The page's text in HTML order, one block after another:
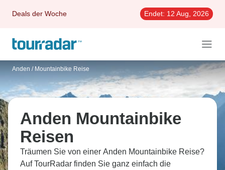
Deals der Woche Endet: 12 Aug, 2026
Anden / Mountainbike Reise
Anden Mountainbike
Reisen
Träumen Sie von einer Anden Mountainbike Reise?
Auf TourRadar finden Sie ganz einfach die